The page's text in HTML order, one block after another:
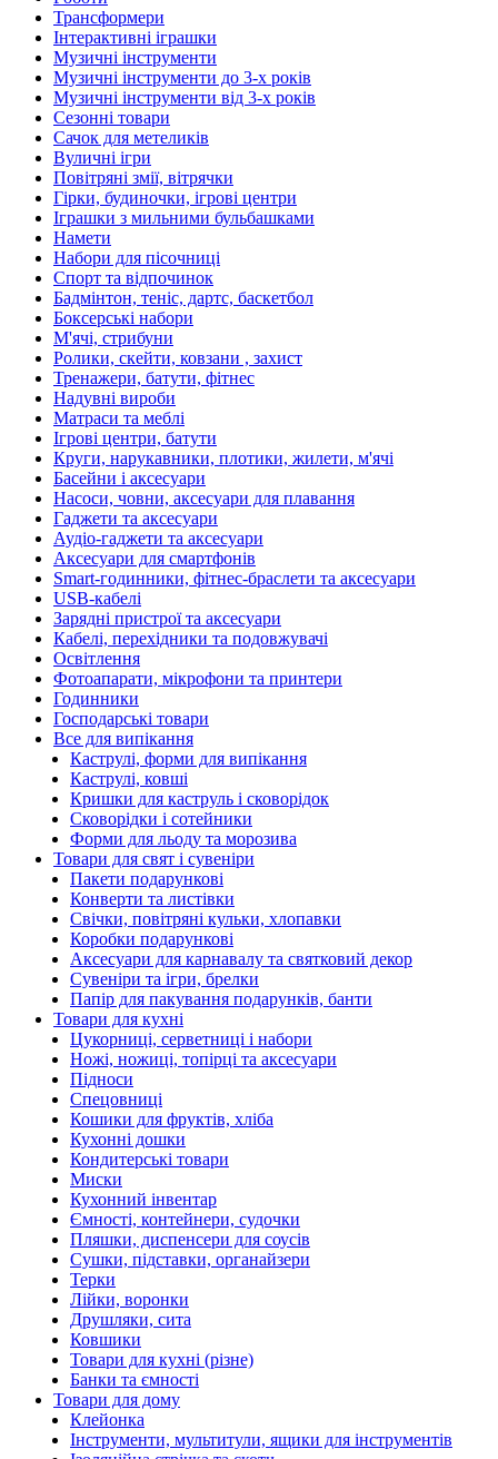
Трансформери
Інтерактивні іграшки
Музичні інструменти
Музичні інструменти до 3-х років
Музичні інструменти від 3-х років
Сезонні товари
Сачок для метеликів
Вуличні ігри
Повітряні змії, вітрячки
Гірки, будиночки, ігрові центри
Іграшки з мильними бульбашками
Намети
Набори для пісочниці
Спорт та відпочинок
Бадмінтон, теніс, дартс, баскетбол
Боксерські набори
М'ячі, стрибуни
Ролики, скейти, ковзани , захист
Тренажери, батути, фітнес
Надувні вироби
Матраси та меблі
Ігрові центри, батути
Круги, нарукавники, плотики, жилети, м'ячі
Басейни і аксесуари
Насоси, човни, аксесуари для плавання
Гаджети та аксесуари
Аудіо-гаджети та аксесуари
Аксесуари для смартфонів
Smart-годинники, фітнес-браслети та аксесуари
USB-кабелі
Зарядні пристрої та аксесуари
Кабелі, перехідники та подовжувачі
Освітлення
Фотоапарати, мікрофони та принтери
Годинники
Господарські товари
Все для випікання
Каструлі, форми для випікання
Каструлі, ковші
Кришки для каструль і сковорідок
Сковорідки і сотейники
Форми для льоду та морозива
Товари для свят і сувеніри
Пакети подарункові
Конверти та листівки
Свічки, повітряні кульки, хлопавки
Коробки подарункові
Аксесуари для карнавалу та святковий декор
Сувеніри та ігри, брелки
Папір для пакування подарунків, банти
Товари для кухні
Цукорниці, серветниці і набори
Ножі, ножиці, топірці та аксесуари
Підноси
Спецовниці
Кошики для фруктів, хліба
Кухонні дошки
Кондитерські товари
Миски
Кухонний інвентар
Ємності, контейнери, судочки
Пляшки, диспенсери для соусів
Сушки, підставки, органайзери
Терки
Лійки, воронки
Друшляки, сита
Ковшики
Товари для кухні (різне)
Банки та ємності
Товари для дому
Клейонка
Інструменти, мультитули, ящики для інструментів